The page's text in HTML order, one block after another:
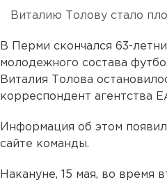
Виталию Толову стало
В Перми скончался 63-
молодежного состава
Виталия Толова
корреспондент агентства
Информация об этом
сайте команды.
Накануне, 15 мая, во время